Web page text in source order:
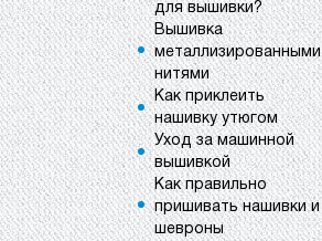
для вышивки?
Вышивка
металлизированными
нитями
Как приклеить
нашивку утюгом
Уход за машинной
вышивкой
Как правильно
пришивать нашивки и
шевроны